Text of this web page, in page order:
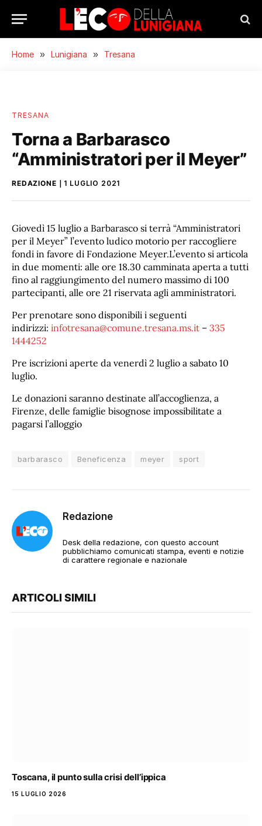
Home » Lunigiana » Tresana
TRESANA
Torna a Barbarasco
“Amministratori per il Meyer”
REDAZIONE 1 LUGLIO 2021
Giovedì 15 luglio a Barbarasco si terrà “Amministratori
per il Meyer” l’evento ludico motorio per raccogliere
fondi in favore di Fondazione Meyer.L’evento si articola
in due momenti: alle ore 18.30 camminata aperta a tutti
fino al raggiungimento del numero massimo di 100
partecipanti, alle ore 21 riservata agli amministratori.
Per prenotare sono disponibili i seguenti
indirizzi: infotresana@comune.tresana.ms.it – 335
1444252
Pre iscrizioni aperte da venerdì 2 luglio a sabato 10
luglio.
Le donazioni saranno destinate all’accoglienza, a
Firenze, delle famiglie bisognose impossibilitate a
pagarsi l’alloggio
barbarasco Beneficenza meyer sport
Redazione
Desk della redazione, con questo account
pubblichiamo comunicati stampa, eventi e notizie
di carattere regionale e nazionale
ARTICOLI SIMILI
Toscana, il punto sulla crisi dell’ippica
15 LUGLIO 2026